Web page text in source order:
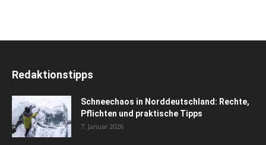
Redaktionstipps
Schneechaos in Norddeutschland: Rechte,
Pflichten und praktische Tipps
7. Januar 2026